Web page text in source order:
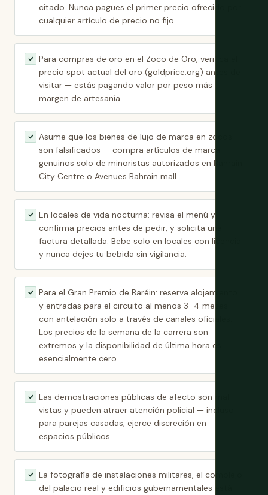
citado. Nunca pagues el primer precio ofrecido por
cualquier artículo de precio no fijo.
✓ Para compras de oro en el Zoco de Oro, verifica el
precio spot actual del oro (goldprice.org) antes de
visitar — estás pagando valor por peso más
margen de artesanía.
✓ Asume que los bienes de lujo de marca en zocos
son falsificados — compra artículos de marca
genuinos solo de minoristas autorizados en Bahrain
City Centre o Avenues Bahrain mall.
✓ En locales de vida nocturna: revisa el menú y
confirma precios antes de pedir, y solicita una
factura detallada. Bebe solo en locales con licencia
y nunca dejes tu bebida sin vigilancia.
✓ Para el Gran Premio de Baréin: reserva alojamiento
y entradas para el circuito al menos 3–4 meses
con antelación solo a través de canales oficiales.
Los precios de la semana de la carrera son
extremos y la disponibilidad de última hora es
esencialmente cero.
✓ Las demostraciones públicas de afecto son mal
vistas y pueden atraer atención policial — incluso
para parejas casadas, ejerce discreción en
espacios públicos.
✓ La fotografía de instalaciones militares, el complejo
del palacio real y edificios gubernamentales está